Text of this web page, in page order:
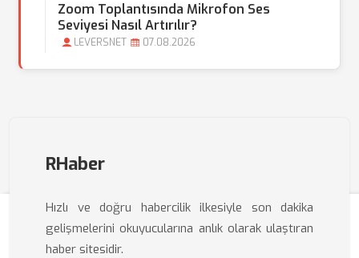
Zoom Toplantısında Mikrofon Ses
Seviyesi Nasıl Artırılır?
LEVERSNET 07.08.2026
RHaber
Hızlı ve doğru habercilik ilkesiyle son dakika
gelişmelerini okuyucularına anlık olarak ulaştıran
haber sitesidir.